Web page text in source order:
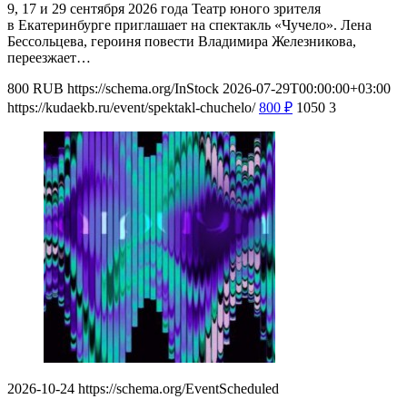
9, 17 и 29 сентября 2026 года Театр юного зрителя
в Екатеринбурге приглашает на спектакль «Чучело». Лена
Бессольцева, героиня повести Владимира Железникова,
переезжает…
800 RUB https://schema.org/InStock 2026-07-29T00:00:00+03:00
https://kudaekb.ru/event/spektakl-chuchelo/ 800 ₽ 1050 3
2026-10-24 https://schema.org/EventScheduled